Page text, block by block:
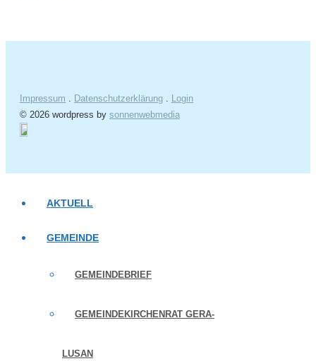
Impressum . Datenschutzerklärung . Login
© 2026 wordpress by sonnenwebmedia
AKTUELL
GEMEINDE
GEMEINDEBRIEF
GEMEINDEKIRCHENRAT GERA-
LUSAN